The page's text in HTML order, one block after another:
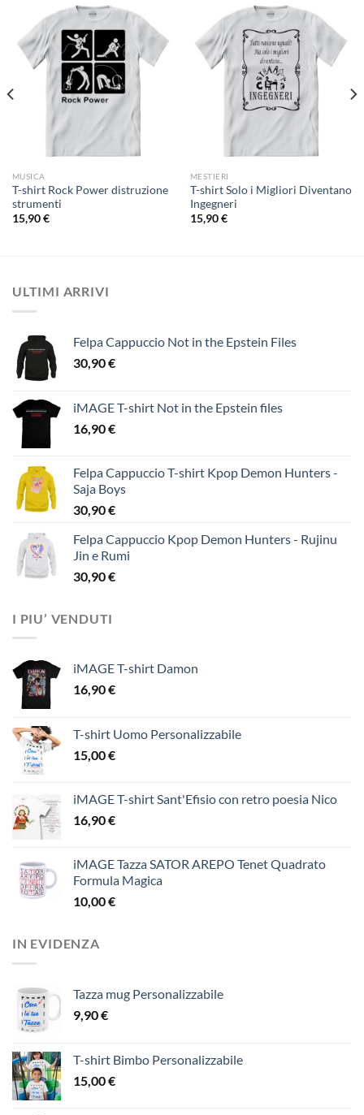
MUSICA
T-shirt Rock Power distruzione
strumenti
15,90€
MESTIERI
T-shirt Solo i Migliori Diventano
Ingegneri
15,90€
ULTIMI ARRIVI
Felpa Cappuccio Not in the Epstein Files
30,90€
iMAGE T-shirt Not in the Epstein files
16,90€
Felpa Cappuccio T-shirt Kpop Demon Hunters -
Saja Boys
30,90€
Felpa Cappuccio Kpop Demon Hunters - Rujinu
Jin e Rumi
30,90€
I PIU’ VENDUTI
iMAGE T-shirt Damon
16,90€
T-shirt Uomo Personalizzabile
15,00€
iMAGE T-shirt Sant'Efisio con retro poesia Nico
16,90€
iMAGE Tazza SATOR AREPO Tenet Quadrato
Formula Magica
10,00€
IN EVIDENZA
Tazza mug Personalizzabile
9,90€
T-shirt Bimbo Personalizzabile
15,00€